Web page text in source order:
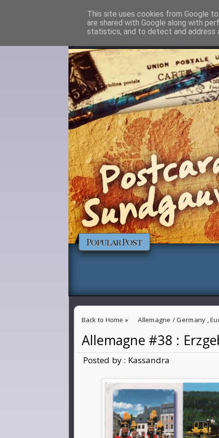
About me Contact
Popular Post
Back to Home » Allemagne / Germany ,
Allemagne #38 : Erzgebirge
Allemagne #38 :
Posted by : Kassandra
This site uses cookies from Google
are shared with Google along with
statistics, and to detect and address